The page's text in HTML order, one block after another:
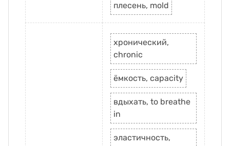
плесень, mold
хронический,
chronic
ёмкость, capacity
вдыхать, to breathe
in
эластичность,